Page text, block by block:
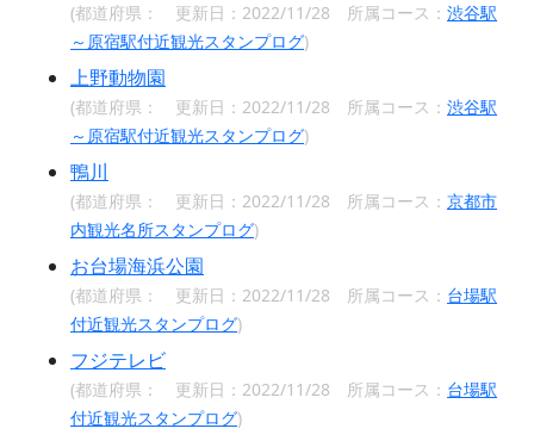
(都道府県： 更新日：2022/11/28 所属コース： 渋谷駅
～原宿駅付近観光スタンプログ)
上野動物園
(都道府県： 更新日：2022/11/28 所属コース： 渋谷駅
～原宿駅付近観光スタンプログ)
鴨川
(都道府県： 更新日：2022/11/28 所属コース： 京都市
内観光名所スタンプログ)
お台場海浜公園
(都道府県： 更新日：2022/11/28 所属コース： 台場駅
付近観光スタンプログ)
フジテレビ
(都道府県： 更新日：2022/11/28 所属コース： 台場駅
付近観光スタンプログ)